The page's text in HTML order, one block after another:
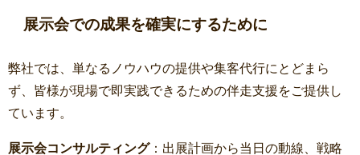
展示会での成果を確実にするために
弊社では、単なるノウハウの提供や集客代行にとどまら
ず、皆様が現場で即実践できるための伴走支援をご提供し
ています。
展示会コンサルティング：出展計画から当日の動線、戦略